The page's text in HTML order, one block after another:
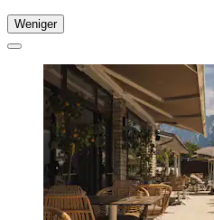
Weniger